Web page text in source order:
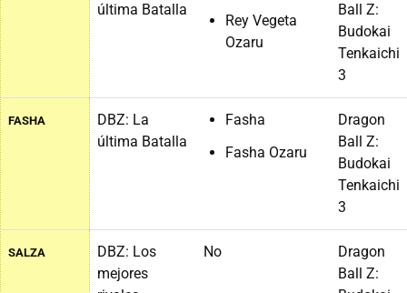
última Batalla
Rey Vegeta
Ozaru
Ball Z:
Budokai
Tenkaichi
3
FASHA
DBZ: La
última Batalla
Fasha
Fasha Ozaru
Dragon
Ball Z:
Budokai
Tenkaichi
3
SALZA
DBZ: Los
mejores
No
Dragon
Ball Z: